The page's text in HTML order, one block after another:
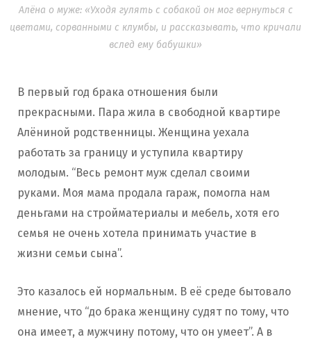
Алёна о муже: «Уходя гулять с собакой он мог вернуться с
цветами, сорванными с клумбы, и рассказывать, что кричали
вслед ему бабушки»
В первый год брака отношения были
прекрасными. Пара жила в свободной квартире
Алёниной родственницы. Женщина уехала
работать за границу и уступила квартиру
молодым. “Весь ремонт муж сделал своими
руками. Моя мама продала гараж, помогла нам
деньгами на стройматериалы и мебель, хотя его
семья не очень хотела принимать участие в
жизни семьи сына”.
Это казалось ей нормальным. В её среде бытовало
мнение, что “до брака женщину судят по тому, что
она имеет, а мужчину потому, что он умеет”. А в